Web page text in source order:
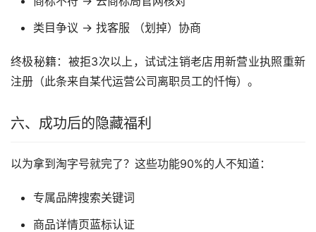
类目争议 → 找客服 （划掉）协商
终极秘籍：被拒3次以上，试试注销老店用新营业执照重新
注册（此条来自某代运营公司离职员工的忏悔）。
六、成功后的隐藏福利
以为拿到淘字号就完了？这些功能90%的人不知道：
专属品牌搜索关键词
商品详情页蓝标认证